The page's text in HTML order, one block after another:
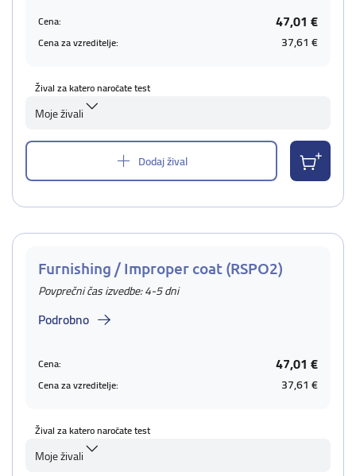
Cena: 47,01 €
Cena za vzreditelje: 37,61 €
Žival za katero naročate test
Moje živali
Dodaj žival
Furnishing / Improper coat (RSPO2)
Povprečni čas izvedbe: 4-5 dni
Podrobno
Cena: 47,01 €
Cena za vzreditelje: 37,61 €
Žival za katero naročate test
Moje živali